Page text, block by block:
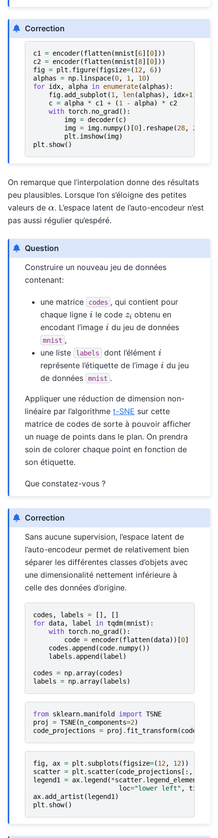
Correction
c1 = encoder(flatten(mnist [6][0]))
c2 = encoder(flatten(mnist [8][0]))
fig = plt . figure(figsize=(12, 6))
alphas = np. linspace(0, 1, 10)
for idx, alpha in enumerate(alphas):
fig. add_subplot (1, len(alphas), idx+1)
c = alpha * c1 + (1 - alpha) * c2
with torch. no_grad ():
img = decoder(c)
img = img. numpy()[0] . reshape(28, 28
plt . imshow(img)
plt . show()
On remarque que l’interpolation donne des résultats
peu plausibles. Lorsque l’on s’éloigne des petites
valeurs de α. L’espace latent de l’auto-encodeur n’est
pas aussi régulier qu’espéré.
Question
Construire un nouveau jeu de données
contenant:
une matrice codes , qui contient pour
chaque lignei le code zi obtenu en
encodant l’imagei du jeu de données
mnist ,
une liste
labels dont l’élémenti
représente l’étiquette de l’imagei du jeu
de données
mnist .
Appliquer une réduction de dimension non-
linéaire par l’algorithmet-SNE sur cette
matrice de codes de sorte à pouvoir afficher
un nuage de points dans le plan. On prendra
soin de colorer chaque point en fonction de
son étiquette.
Que constatez-vous ?
Correction
Sans aucune supervision, l’espace latent de
l’auto-encodeur permet de relativement bien
séparer les différentes classes d’objets avec
une dimensionalité nettement inférieure à
celle des données d’origine.
codes , labels = [],
[]
for data, label in tqdm(mnist):
with torch. no_grad ():
code = encoder(flatten(data))[0]
codes . append (code. numpy())
labels . append (label)
codes = np. array(codes)
labels = np. array(labels)
from sklearn.manifold import TSNE
proj
= TSNE(n_components=2)
code_projections = proj . fit_transform(codes
fig, ax = plt . subplots (figsize=(12, 12))
scatter = plt . scatter(code_projections [:,
legend1 = ax. legend (*scatter. legend_elements
loc="lower left" , title
ax. add_artist (legend1)
plt . show()